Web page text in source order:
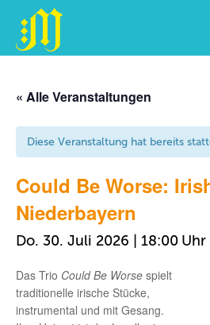
springen
« Alle Veranstaltungen
Diese Veranstaltung hat bereits
Could Be Worse:
Niederbayern
Do. 30. Juli 2026 | 18:00
Das Trio Could Be Worse spielt
traditionelle irische Stücke,
instrumental und mit Gesang.